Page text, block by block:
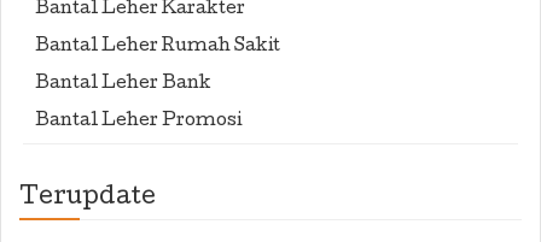
Bantal Leher Karakter
Bantal Leher Rumah Sakit
Bantal Leher Bank
Bantal Leher Promosi
Terupdate